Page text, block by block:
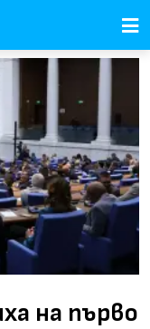
на първо